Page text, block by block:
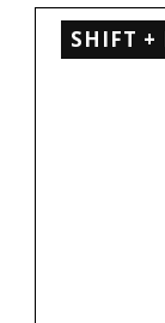
SHIFT +